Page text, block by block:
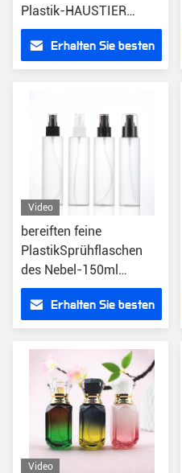
Plastik-HAUSTIER
kosmetisches Gesicht
50000pcsErhalten Sie besten
Video
bereiften feine
PlastikSprühflaschen
des Nebel-150ml
HAUSTIER Gesichts-
SprüherErhalten Sie besten
Video